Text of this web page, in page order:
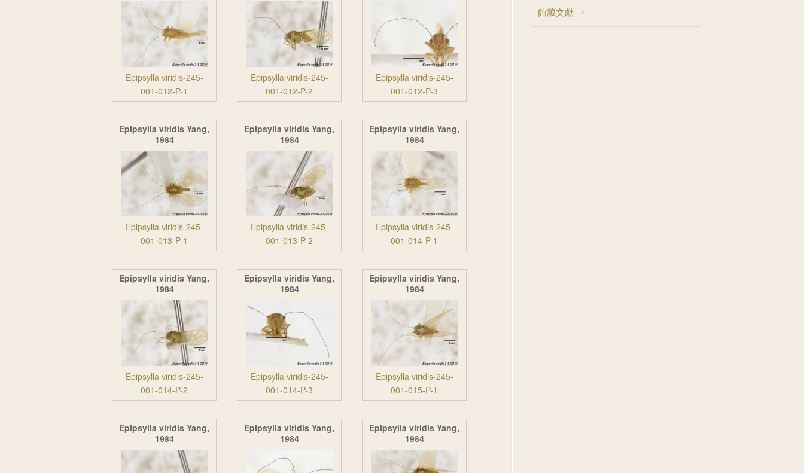
Epipsylla viridis-245-
001-012-P-1
Epipsylla viridis-245-
001-012-P-2
Epipsylla viridis-245-
001-012-P-3
Epipsylla viridis Yang,
1984
Epipsylla viridis-245-
001-013-P-1
Epipsylla viridis Yang,
1984
Epipsylla viridis-245-
001-013-P-2
Epipsylla viridis Yang,
1984
Epipsylla viridis-245-
001-014-P-1
Epipsylla viridis Yang,
1984
Epipsylla viridis-245-
001-014-P-2
Epipsylla viridis Yang,
1984
Epipsylla viridis-245-
001-014-P-3
Epipsylla viridis Yang,
1984
Epipsylla viridis-245-
001-015-P-1
Epipsylla viridis Yang,
1984
Epipsylla viridis Yang,
1984
Epipsylla viridis Yang,
1984
館藏文獻